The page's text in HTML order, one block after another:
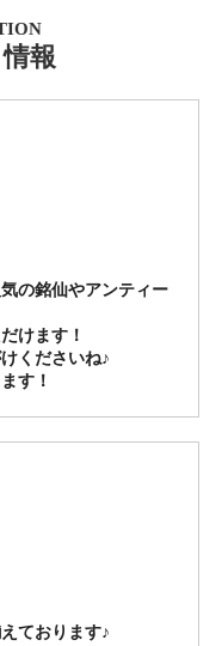
報
の銘仙やアンティー
けます！
くださいね♪
す！
ております♪